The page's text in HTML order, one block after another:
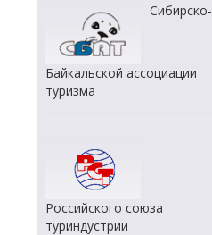
Сибирско-
Байкальской ассоциации
туризма
Российского союза
туриндустрии